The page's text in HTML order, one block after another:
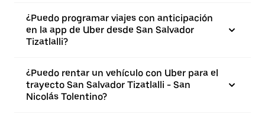
¿Puedo programar viajes con anticipación
en la app de Uber desde San Salvador
Tizatlalli?
¿Puedo rentar un vehículo con Uber para el
trayecto San Salvador Tizatlalli - San
Nicolás Tolentino?